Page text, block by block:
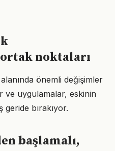
noktaları
önemli değişimler
ve uygulamalar, eskinin
geride bırakıyor.
başlamalı,